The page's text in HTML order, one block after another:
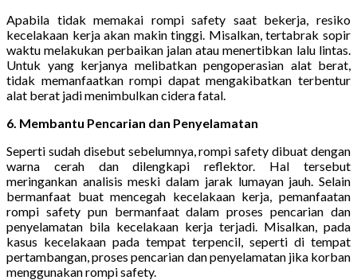
Apabila tidak memakai rompi safety saat bekerja, resiko
kecelakaan kerja akan makin tinggi. Misalkan, tertabrak sopir
waktu melakukan perbaikan jalan atau menertibkan lalu lintas.
Untuk yang kerjanya melibatkan pengoperasian alat berat,
tidak memanfaatkan rompi dapat mengakibatkan terbentur
alat berat jadi menimbulkan cidera fatal.
6. Membantu Pencarian dan Penyelamatan
Seperti sudah disebut sebelumnya, rompi safety dibuat dengan
warna cerah dan dilengkapi reflektor. Hal tersebut
meringankan analisis meski dalam jarak lumayan jauh. Selain
bermanfaat buat mencegah kecelakaan kerja, pemanfaatan
rompi safety pun bermanfaat dalam proses pencarian dan
penyelamatan bila kecelakaan kerja terjadi. Misalkan, pada
kasus kecelakaan pada tempat terpencil, seperti di tempat
pertambangan, proses pencarian dan penyelamatan jika korban
menggunakan rompi safety.